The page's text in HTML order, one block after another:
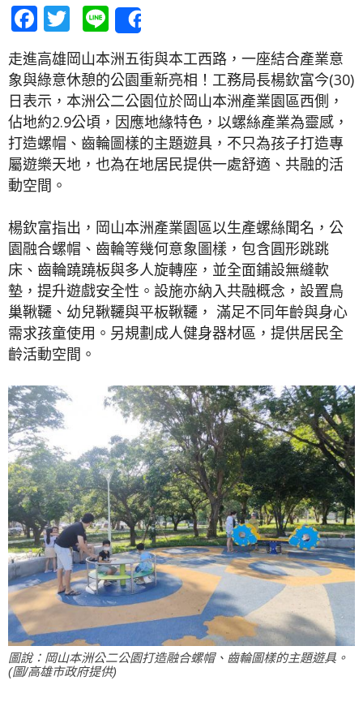
Facebook
Twitter
Line
走進高雄岡山本洲五街與本工西路，一座結合產業意
象與綠意休憩的公園重新亮相！工務局長楊欽富今(30)
日表示，本洲公二公園位於岡山本洲產業園區西側，
佔地約2.9公頃，因應地緣特色，以螺絲產業為靈感，
打造螺帽、齒輪圖樣的主題遊具，不只為孩子打造專
屬遊樂天地，也為在地居民提供一處舒適、共融的活
動空間。
楊欽富指出，岡山本洲產業園區以生產螺絲聞名，公
園融合螺帽、齒輪等幾何意象圖樣，包含圓形跳跳
床、齒輪蹺蹺板與多人旋轉座，並全面鋪設無縫軟
墊，提升遊戲安全性。設施亦納入共融概念，設置鳥
巢鞦韆、幼兒鞦韆與平板鞦韆， 滿足不同年齡與身心
需求孩童使用。另規劃成人健身器材區，提供居民全
齡活動空間。
圖說：岡山本洲公二公園打造融合螺帽、齒輪圖樣的主題遊具。
(圖/高雄市政府提供)